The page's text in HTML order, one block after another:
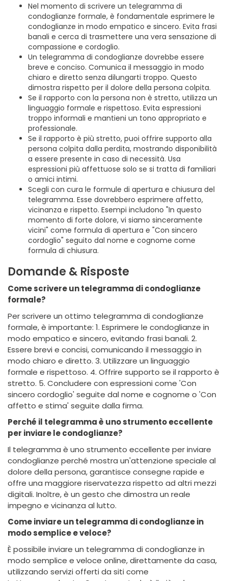
Nel momento di scrivere un telegramma di
condoglianze formale, è fondamentale esprimere le
condoglianze in modo empatico e sincero. Evita frasi
banali e cerca di trasmettere una vera sensazione di
compassione e cordoglio.
Un telegramma di condoglianze dovrebbe essere
breve e conciso. Comunica il messaggio in modo
chiaro e diretto senza dilungarti troppo. Questo
dimostra rispetto per il dolore della persona colpita.
Se il rapporto con la persona non è stretto, utilizza un
linguaggio formale e rispettoso. Evita espressioni
troppo informali e mantieni un tono appropriato e
professionale.
Se il rapporto è più stretto, puoi offrire supporto alla
persona colpita dalla perdita, mostrando disponibilità
a essere presente in caso di necessità. Usa
espressioni più affettuose solo se si tratta di familiari
o amici intimi.
Scegli con cura le formule di apertura e chiusura del
telegramma. Esse dovrebbero esprimere affetto,
vicinanza e rispetto. Esempi includono "In questo
momento di forte dolore, vi siamo sinceramente
vicini" come formula di apertura e "Con sincero
cordoglio" seguito dal nome e cognome come
formula di chiusura.
Domande & Risposte
Come scrivere un telegramma di condoglianze
formale?
Per scrivere un ottimo telegramma di condoglianze
formale, è importante: 1. Esprimere le condoglianze in
modo empatico e sincero, evitando frasi banali. 2.
Essere brevi e concisi, comunicando il messaggio in
modo chiaro e diretto. 3. Utilizzare un linguaggio
formale e rispettoso. 4. Offrire supporto se il rapporto è
stretto. 5. Concludere con espressioni come 'Con
sincero cordoglio' seguite dal nome e cognome o 'Con
affetto e stima' seguite dalla firma.
Perché il telegramma è uno strumento eccellente
per inviare le condoglianze?
Il telegramma è uno strumento eccellente per inviare
condoglianze perché mostra un'attenzione speciale al
dolore della persona, garantisce consegne rapide e
offre una maggiore riservatezza rispetto ad altri mezzi
digitali. Inoltre, è un gesto che dimostra un reale
impegno e vicinanza al lutto.
Come inviare un telegramma di condoglianze in
modo semplice e veloce?
È possibile inviare un telegramma di condoglianze in
modo semplice e veloce online, direttamente da casa,
utilizzando servizi offerti da siti come